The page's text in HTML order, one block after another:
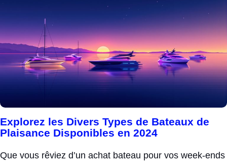
Explorez les Divers Types de Bateaux de
Plaisance Disponibles en 2024
Que vous rêviez d’un achat bateau pour vos week-ends